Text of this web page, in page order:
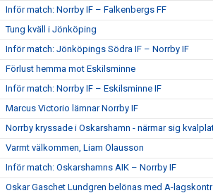
Inför match: Norrby IF – Falkenbergs FF
Tung kväll i Jönköping
Inför match: Jönköpings Södra IF – Norrby IF
Förlust hemma mot Eskilsminne
Inför match: Norrby IF – Eskilsminne IF
Marcus Victorio lämnar Norrby IF
Norrby kryssade i Oskarshamn - närmar sig
Varmt välkommen, Liam Olausson
Inför match: Oskarshamns AIK – Norrby IF
Oskar Gaschet Lundgren belönas med A-